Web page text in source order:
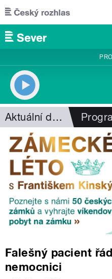
Přejít k hlavnímu obsahu
Aktuální dění
Falešný pacient
nemocnici